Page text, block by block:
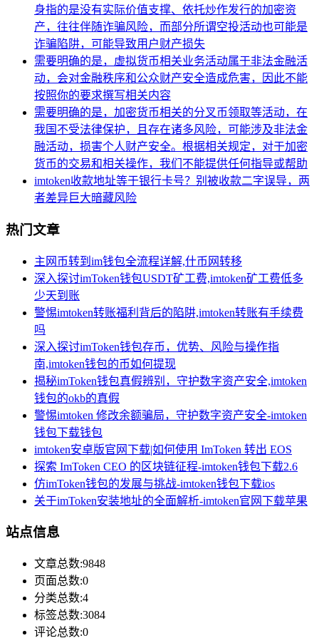
身指的是没有实际价值支撑、依托炒作发行的加密资
产，往往伴随诈骗风险，而部分所谓空投活动也可能是
诈骗陷阱，可能导致用户财产损失
需要明确的是，虚拟货币相关业务活动属于非法金融活
动，会对金融秩序和公众财产安全造成危害，因此不能
按照你的要求撰写相关内容
需要明确的是，加密货币相关的分叉币领取等活动，在
我国不受法律保护，且存在诸多风险，可能涉及非法金
融活动，损害个人财产安全。根据相关规定，对于加密
货币的交易和相关操作，我们不能提供任何指导或帮助
imtoken收款地址等于银行卡号？别被收款二字误导，两
者差异巨大暗藏风险
热门文章
主网币转到im钱包全流程详解,什币网转移
深入探讨imToken钱包USDT矿工费,imtoken矿工费低多
少天到账
警惕imtoken转账福利背后的陷阱,imtoken转账有手续费
吗
深入探讨imToken钱包存币，优势、风险与操作指
南,imtoken钱包的币如何提现
揭秘imToken钱包真假辨别，守护数字资产安全,imtoken
钱包的okb的真假
警惕imtoken 修改余额骗局，守护数字资产安全-imtoken
钱包下载钱包
imtoken安卓版官网下载|如何使用 ImToken 转出 EOS
探索 ImToken CEO 的区块链征程-imtoken钱包下载2.6
仿imToken钱包的发展与挑战-imtoken钱包下载ios
关于imToken安装地址的全面解析-imtoken官网下载苹果
站点信息
文章总数:9848
页面总数:0
分类总数:4
标签总数:3084
评论总数:0